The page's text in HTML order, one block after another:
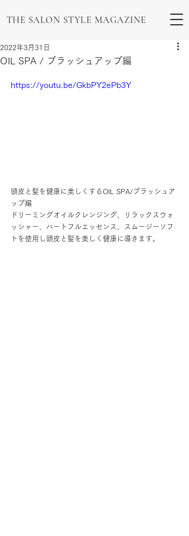
THE SALON STYLE MAGAZINE
OIL SPA / ブラッシュアップ編
2022年3月31日
https://youtu.be/GkbPY2ePb3Y
頭皮と髪を健康に美しくするOIL SPA/ブラッシュア
ップ編
ドリーミングオイルクレンジング、リラックスウォ
ッシャー、ハートフルエッセンス、スムージーソフ
トを使用し頭皮と髪を美しく健康に導きます。